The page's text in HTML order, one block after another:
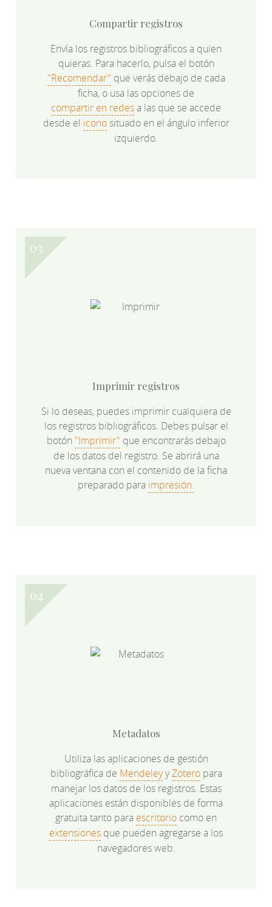
Compartir registros
Envía los registros bibliográficos a quien
quieras. Para hacerlo, pulsa el botón
"Recomendar" que verás debajo de cada
ficha, o usa las opciones de
compartir en redesa las que se accede
desde el iconosituado en el ángulo inferior
izquierdo.
Imprimir registros
Si lo deseas, puedes imprimir cualquiera de
los registros bibliográficos. Debes pulsar el
botón "Imprimir" que encontrarás debajo
de los datos del registro. Se abrirá una
nueva ventana con el contenido de la ficha
preparado para impresión.
Metadatos
Utiliza las aplicaciones de gestión
bibliográfica de MendeleyyZoteropara
manejar los datos de los registros. Estas
aplicaciones están disponibles de forma
gratuita tanto para escritorio como en
extensiones que pueden agregarse a los
navegadores web.